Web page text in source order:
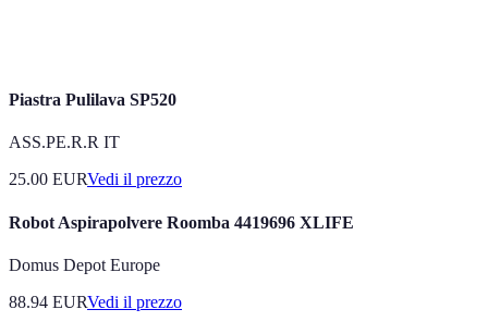
Piastra Pulilava SP520
ASS.PE.R.R IT
25.00 EURVedi il prezzo
Robot Aspirapolvere Roomba 4419696 XLIFE
Domus Depot Europe
88.94 EURVedi il prezzo